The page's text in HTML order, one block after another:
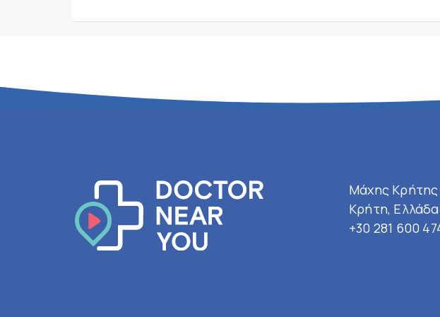
Μάχης Κρήτης
Κρήτη, Ελλάδα
+30 281 600